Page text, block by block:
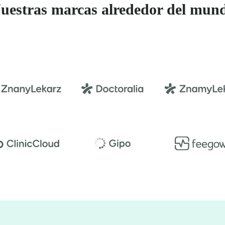
marcas alrededor del